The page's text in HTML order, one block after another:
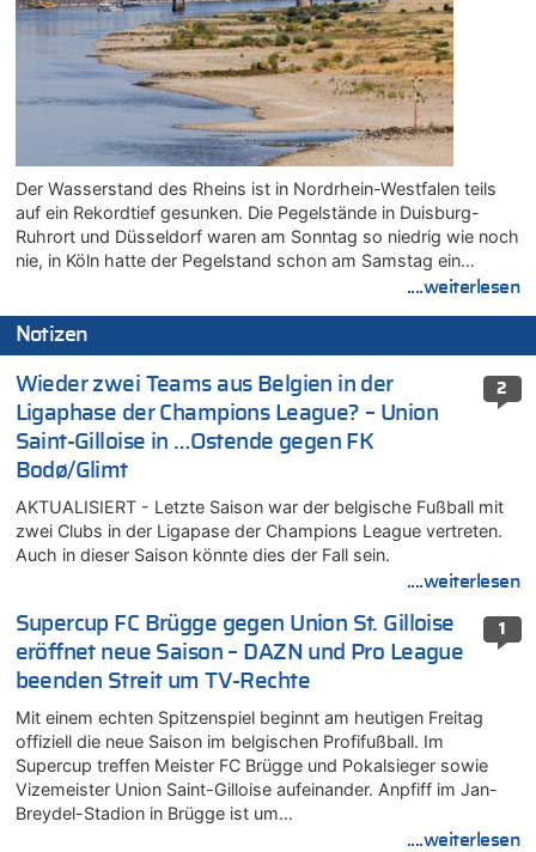
Der Wasserstand des Rheins ist in Nordrhein-Westfalen teils
auf ein Rekordtief gesunken. Die Pegelstände in Duisburg-
Ruhrort und Düsseldorf waren am Sonntag so niedrig wie noch
nie, in Köln hatte der Pegelstand schon am Samstag ein…
....weiterlesen
Notizen
2
Wieder zwei Teams aus Belgien in der
Ligaphase der Champions League? – Union
Saint-Gilloise in …Ostende gegen FK
Bodø/Glimt
AKTUALISIERT - Letzte Saison war der belgische Fußball mit
zwei Clubs in der Ligapase der Champions League vertreten.
Auch in dieser Saison könnte dies der Fall sein.
....weiterlesen
1
Supercup FC Brügge gegen Union St. Gilloise
eröffnet neue Saison – DAZN und Pro League
beenden Streit um TV-Rechte
Mit einem echten Spitzenspiel beginnt am heutigen Freitag
offiziell die neue Saison im belgischen Profifußball. Im
Supercup treffen Meister FC Brügge und Pokalsieger sowie
Vizemeister Union Saint-Gilloise aufeinander. Anpfiff im Jan-
Breydel-Stadion in Brügge ist um…
....weiterlesen